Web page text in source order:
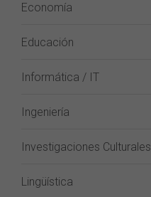
Economía
Educación
Informática / IT
Ingeniería
Investigaciones Culturales
Lingüística